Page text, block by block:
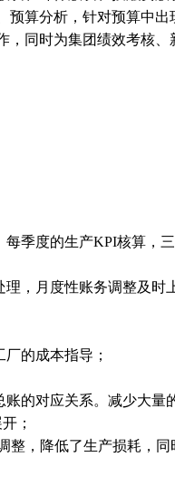
算分析，针对预算中出
同时为集团绩效考核、
季度的生产KPI核算，
，月度性账务调整及时
的成本指导；
的对应关系。减少大量
；
，降低了生产损耗，同